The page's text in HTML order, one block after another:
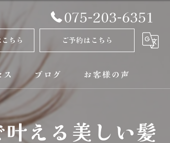
075-203-6351
ちら ご予約はこちら
ス ブログ
コラム
お客様の声
える美しい髪